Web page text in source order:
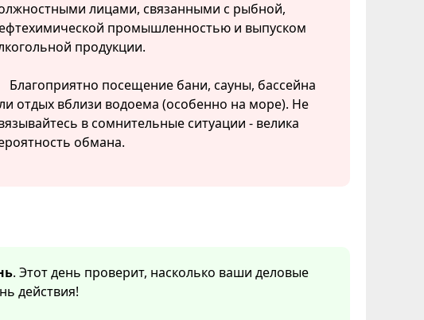
лицами, связанными с рыбной,
промышленностью и выпуском
продукции.
Благоприятно посещение бани, сауны, бассейна
отдых вблизи водоема (особенно на море). Не
в сомнительные ситуации - велика
обмана.
. Этот день проверит, насколько ваши деловые
действия!